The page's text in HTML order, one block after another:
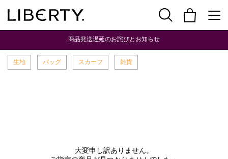
商品発送遅延のお詫びとお知らせ
生地 バッグ スカーフ 雑貨
大変申し訳ありません。